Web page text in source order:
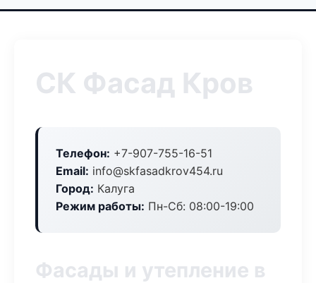
СК Фасад Кров
Телефон: +7-907-755-16-51
Email: info@skfasadkrov454.ru
Город: Калуга
Режим работы: Пн-Сб: 08:00-19:00
Фасады и утепление в